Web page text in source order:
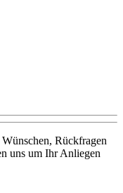
Rückfragen
uns um Ihr Anliegen